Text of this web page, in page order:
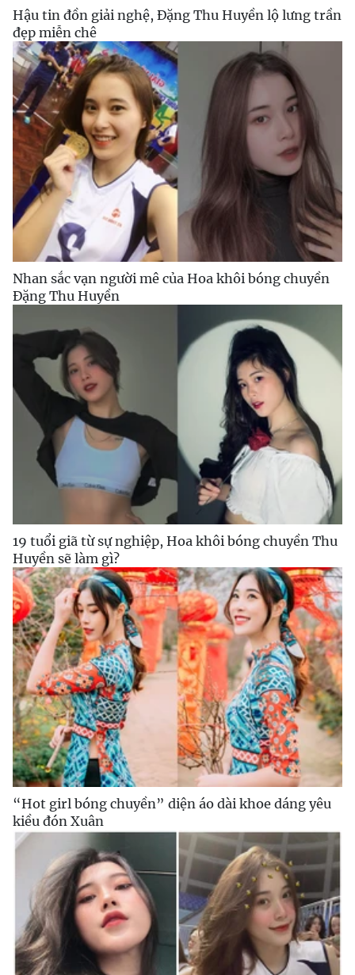
Hậu tin đồn giải nghệ, Đặng Thu Huyền lộ lưng trần
đẹp miễn chê
Nhan sắc vạn người mê của Hoa khôi bóng chuyền
Đặng Thu Huyền
19 tuổi giã từ sự nghiệp, Hoa khôi bóng chuyền Thu
Huyền sẽ làm gì?
“Hot girl bóng chuyền” diện áo dài khoe dáng yêu
kiều đón Xuân